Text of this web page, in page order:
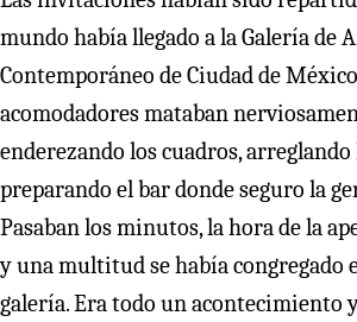
mundo había llegado a la Galería de
Contemporáneo de Ciudad de
acomodadores mataban
enderezando los cuadros,
preparando el bar donde seguro la
Pasaban los minutos, la hora de la
y una multitud se había congregado
galería. Era todo un acontecimiento